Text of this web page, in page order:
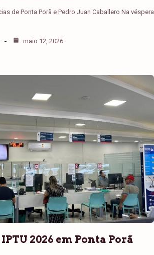
de Ponta Porã e Pedro Juan Caballero Na véspera
maio 12, 2026
2026 em Ponta Porã